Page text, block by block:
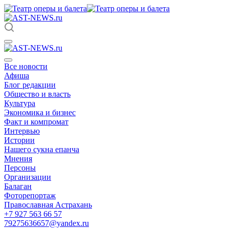
Все новости
Афиша
Блог редакции
Общество и власть
Культура
Экономика и бизнес
Факт и компромат
Интервью
Истории
Нашего сукна епанча
Мнения
Персоны
Организации
Балаган
Фоторепортаж
Православная Астрахань
+7 927 563 66 57
79275636657@yandex.ru